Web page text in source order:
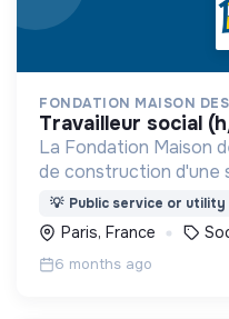
FONDATION MAISON
travailleur social
La Fondation Maison
de construction d'une
chacun peut être
et vieillir en humanité.
💡 Public service or utility
Paris, France
6 months ago